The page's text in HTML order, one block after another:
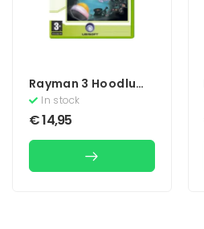
Rayman 3 Hoodlum
Havoc (Classics)
In stock
€14,95